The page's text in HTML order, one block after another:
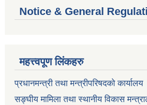
Notice & General
महत्त्वपूण लिंकहरु
प्रधानमन्त्री तथा मन्त्रीपरिषदको कार्यालय
सङ्घीय मामिला तथा स्थानीय विकास